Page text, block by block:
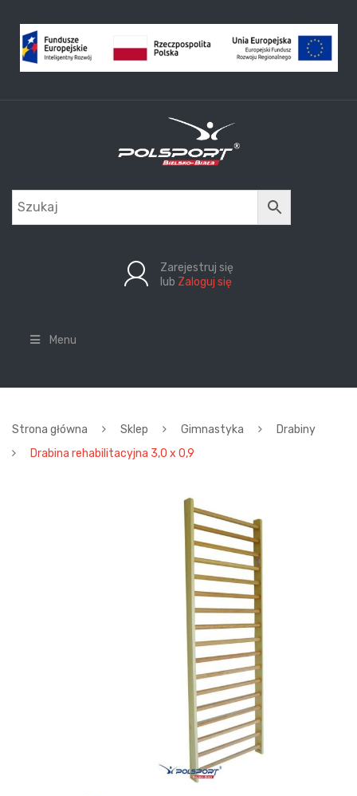
Zarejestruj się
lub Zaloguj się
Menu
Strona główna Sklep Gimnastyka
Drabiny
Drabina rehabilitacyjna 3,0 x 0,9